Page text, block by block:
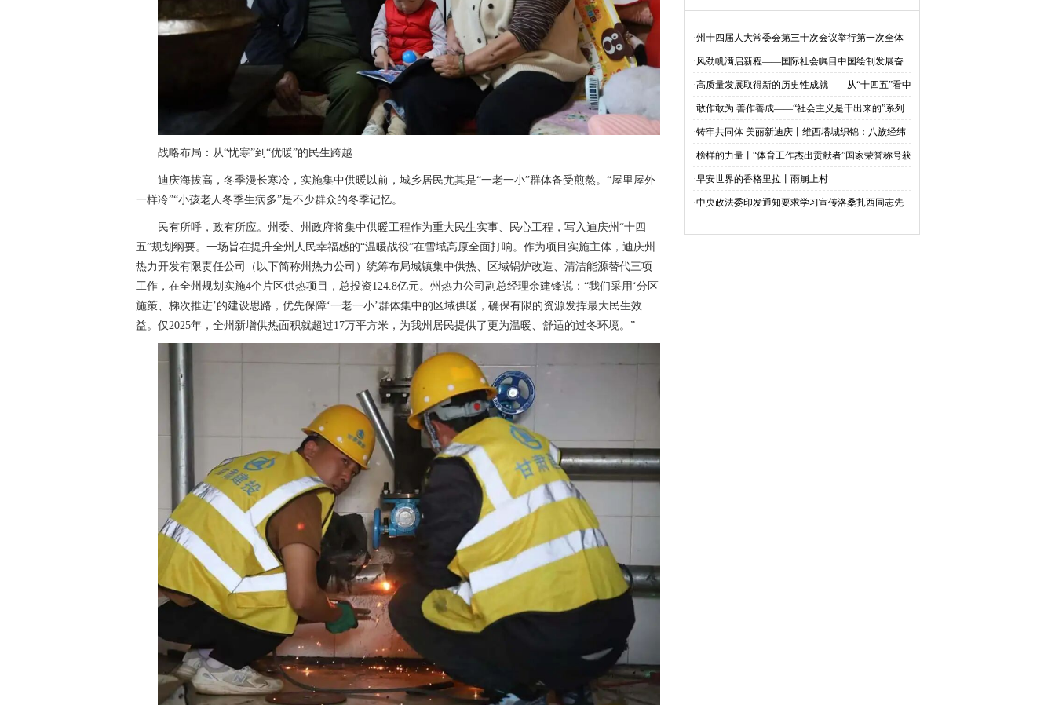
战略布局：从“忧寒”到“优暖”的民生跨越
迪庆海拔高，冬季漫长寒冷，实施集中供暖以前，城乡居民尤其是“一老一小”群体备受煎熬。“屋里屋外
一样冷”“小孩老人冬季生病多”是不少群众的冬季记忆。
民有所呼，政有所应。州委、州政府将集中供暖工程作为重大民生实事、民心工程，写入迪庆州“十四
五”规划纲要。一场旨在提升全州人民幸福感的“温暖战役”在雪域高原全面打响。作为项目实施主体，迪庆州
热力开发有限责任公司（以下简称州热力公司）统筹布局城镇集中供热、区域锅炉改造、清洁能源替代三项
工作，在全州规划实施4个片区供热项目，总投资124.8亿元。州热力公司副总经理余建锋说：“我们采用‘分区
施策、梯次推进’的建设思路，优先保障‘一老一小’群体集中的区域供暖，确保有限的资源发挥最大民生效
益。仅2025年，全州新增供热面积就超过17万平方米，为我州居民提供了更为温暖、舒适的过冬环境。”
光锁定迪庆 聚力行动（云南迪庆场）
即将温暖启航
·州十四届人大常委会第三十次会议举行第一次全体
会议
·风劲帆满启新程——国际社会瞩目中国绘制发展奋
进新蓝图
·高质量发展取得新的历史性成就——从“十四五”看中
国答卷
·敢作敢为 善作善成——“社会主义是干出来的”系列
述评之二
·铸牢共同体 美丽新迪庆丨维西塔城织锦：八族经纬
绣山河
·榜样的力量丨“体育工作杰出贡献者”国家荣誉称号获
得者——张燮林
·早安世界的香格里拉丨雨崩上村
·中央政法委印发通知要求学习宣传洛桑扎西同志先